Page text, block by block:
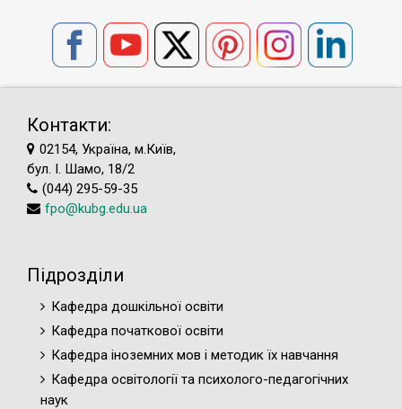
Контакти:
02154, Україна, м.Київ,
бул. І. Шамо, 18/2
(044) 295-59-35
fpo@kubg.edu.ua
Підрозділи
Кафедра дошкільної освіти
Кафедра початкової освіти
Кафедра іноземних мов і методик їх навчання
Кафедра освітології та психолого-педагогічних
наук